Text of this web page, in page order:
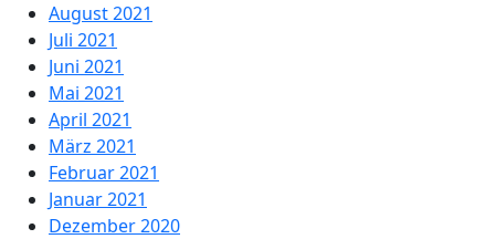
August 2021
Juli 2021
Juni 2021
Mai 2021
April 2021
März 2021
Februar 2021
Januar 2021
Dezember 2020